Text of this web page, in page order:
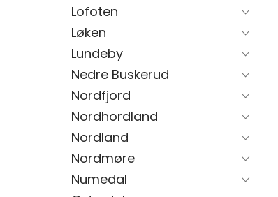
Lofoten
Løken
Lundeby
Nedre Buskerud
Nordfjord
Nordhordland
Nordland
Nordmøre
Numedal